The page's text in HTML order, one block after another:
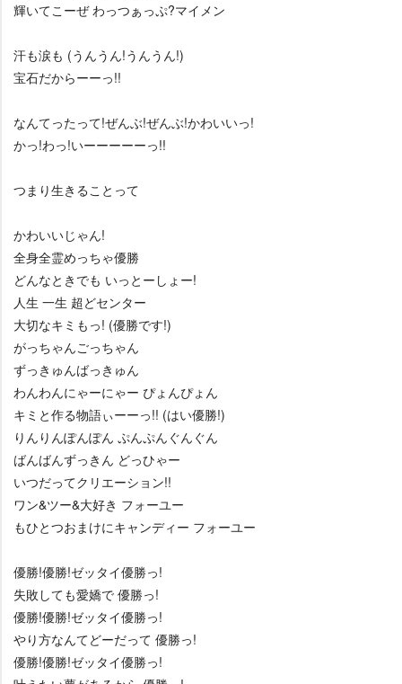
輝いてこーぜ わっつぁっぷ?マイメン
汗も涙も (うんうん!うんうん!)
宝石だからーーっ!!
なんてったって!ぜんぶ!ぜんぶ!かわいいっ!
かっ!わっ!いーーーーーっ!!
つまり生きることって
かわいいじゃん!
全身全霊めっちゃ優勝
どんなときでも いっとーしょー!
人生 一生 超どセンター
大切なキミもっ! (優勝です!)
がっちゃんごっちゃん
ずっきゅんばっきゅん
わんわんにゃーにゃー ぴょんぴょん
キミと作る物語ぃーーっ!! (はい優勝!)
りんりんぽんぽん ぷんぷんぐんぐん
ばんばんずっきん どっひゃー
いつだってクリエーション!!
ワン&ツー&大好き フォーユー
もひとつおまけにキャンディー フォーユー
優勝!優勝!ゼッタイ優勝っ!
失敗しても愛嬌で 優勝っ!
優勝!優勝!ゼッタイ優勝っ!
り方なんてどーだって 優勝っ!
優勝!優勝!ゼッタイ優勝っ!